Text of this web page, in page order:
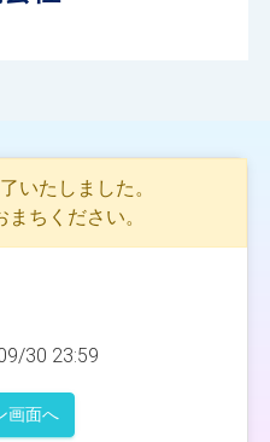
いたしました。
ちください。
30 23:59
画面へ